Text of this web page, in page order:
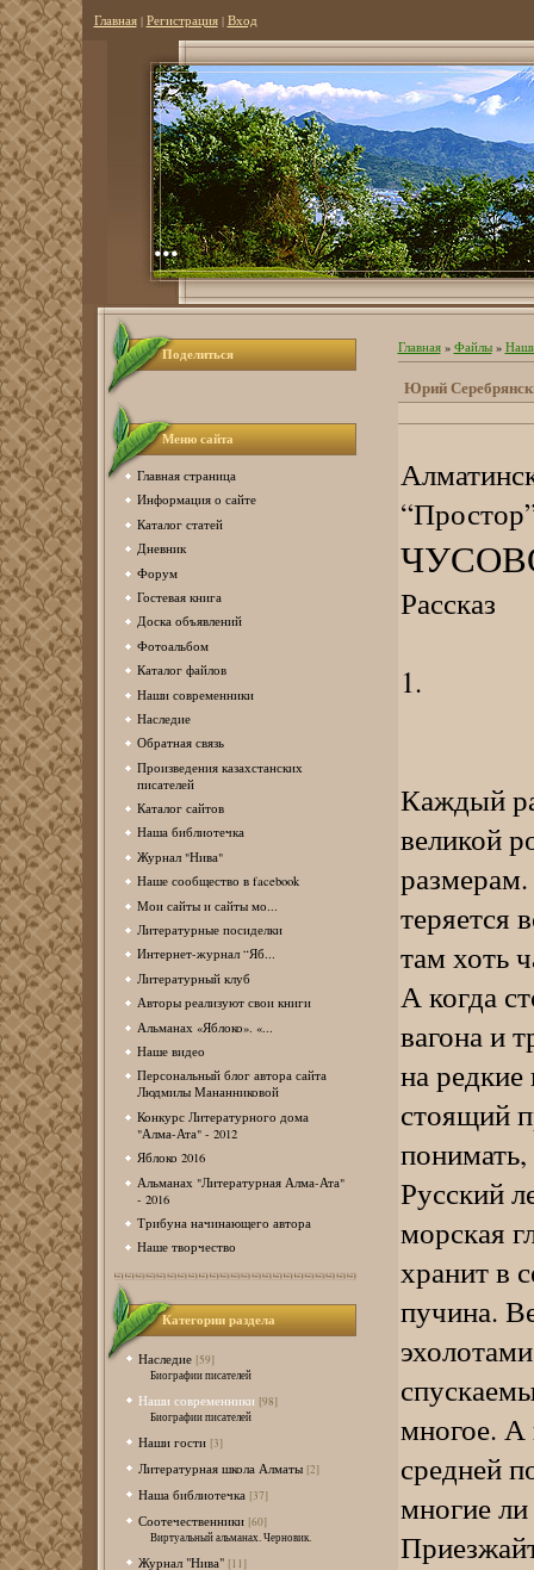
Главная| Регистрация| Вход
...
Поделиться
Меню сайта
Главная страница
Информация о сайте
Каталог статей
Дневник
Форум
Гостевая книга
Доска объявлений
Фотоальбом
Каталог файлов
Наши современники
Наследие
Обратная связь
Произведения казахстанских
писателей
Каталог сайтов
Наша библиотечка
Журнал "Нива"
Наше сообщество в facebook
Мои сайты и сайты мо...
Литературные посиделки
Интернет-журнал “Яб...
Литературный клуб
Авторы реализуют свои книги
Альманах «Яблоко». «...
Наше видео
Персональный блог автора сайта
Людмилы Мананниковой
Конкурс Литературного дома
"Алма-Ата" - 2012
Яблоко 2016
Альманах "Литературная Алма-Ата"
- 2016
Трибуна начинающего автора
Наше творчество
Категории раздела
Наследие [59]
Биографии писателей
Наши современники [98]
Биографии писателей
Наши гости [3]
Литературная школа Алматы [2]
Наша библиотечка [37]
Соотечественники [60]
Виртуальный альманах. Черновик.
Журнал "Нива" [11]
Главная» Файлы»
Юрий
Рассказ
1.
Каждый
великой
теряется
там хоть
А когда
вагона и
на редкие
стоящий
Русский
морская
хранит в
пучина.
многое. А
средней
многие ли